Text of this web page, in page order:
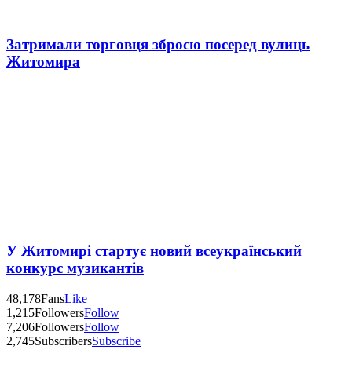
Затримали торговця зброєю посеред вулиць
Житомира
У Житомирі стартує новий всеукраїнський
конкурс музикантів
48,178FansLike
1,215FollowersFollow
7,206FollowersFollow
2,745SubscribersSubscribe